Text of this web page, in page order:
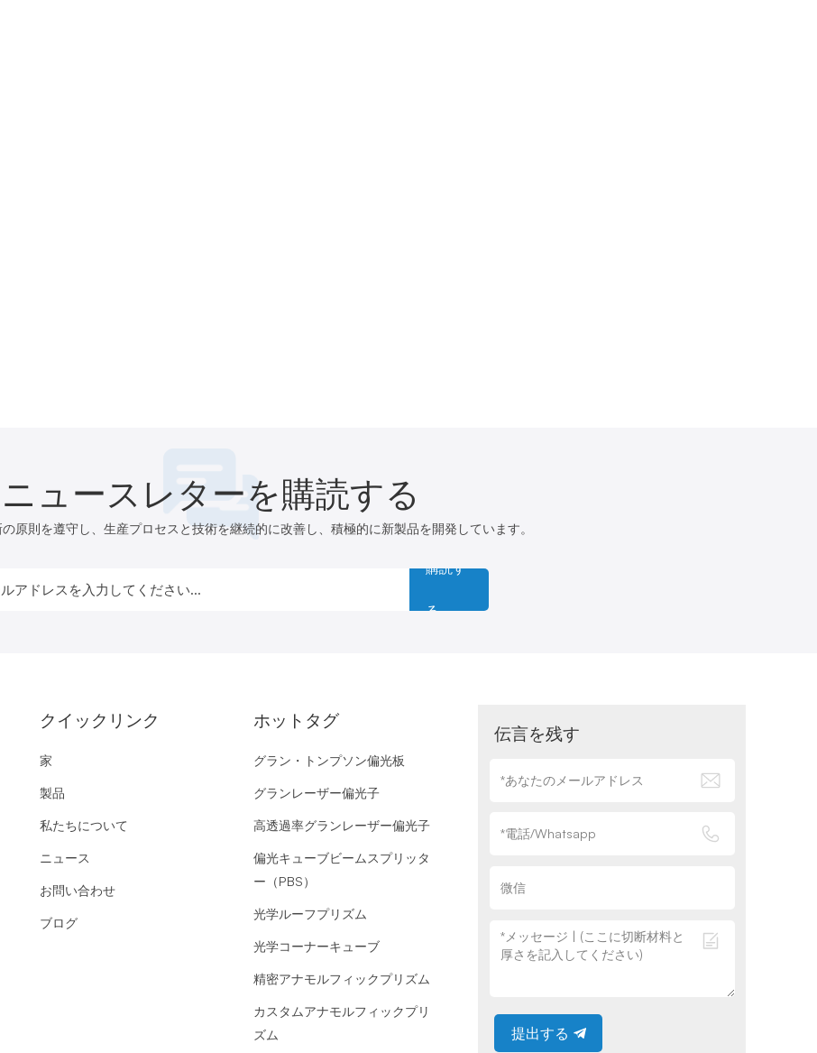
ニュースレターを購読する
原則を遵守し、生産プロセスと技術を継続的に改善し、積極的に新製品を開発しています。
購読す
る
クイックリンク
家
製品
私たちについて
ニュース
お問い合わせ
ブログ
ホットタグ
グラン・トンプソン偏光板
グランレーザー偏光子
高透過率グランレーザー偏光子
偏光キューブビームスプリッタ
ー（PBS）
光学ルーフプリズム
光学コーナーキューブ
精密アナモルフィックプリズム
カスタムアナモルフィックプリ
ズム
伝言を残す
提出する